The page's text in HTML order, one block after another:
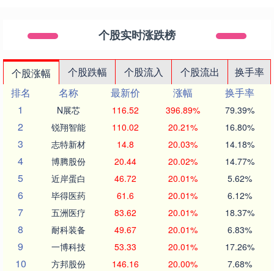
个股实时涨跌榜
个股涨幅 个股跌幅 个股流入 个股流出
换手率
排名
名称 最新价 涨幅
换手率
1
N展芯 116.52 396.89% 79.39%
2 锐翔智能 110.02 20.21% 16.80%
3 志特新材 14.8 20.03% 14.18%
4 博腾股份 20.44 20.02% 14.77%
5 近岸蛋白 46.72 20.01% 5.62%
6 毕得医药 61.6 20.01% 6.12%
7 五洲医疗 83.62 20.01% 18.37%
8 耐科装备 49.67 20.01% 6.83%
9 一博科技 53.33 20.01% 17.26%
10 方邦股份 146.16 20.00% 7.68%